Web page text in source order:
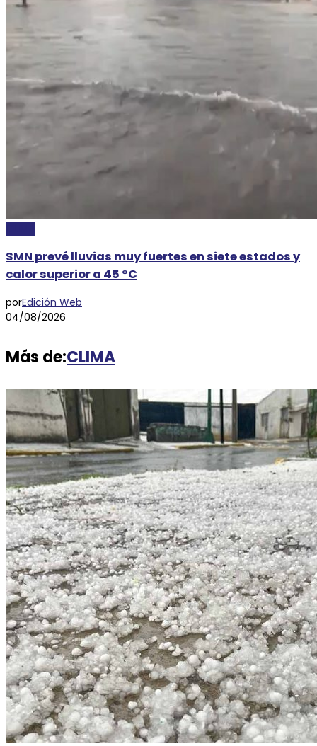
SMN prevé lluvias muy fuertes en siete estados y
calor superior a 45 °C
porEdición Web
04/08/2026
Más de:CLIMA